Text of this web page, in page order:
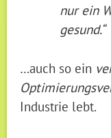
nur ein
gesund.“
…auch so ein
Industrie lebt.